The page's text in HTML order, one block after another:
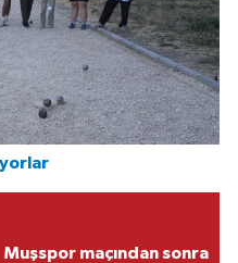
Muşspor maçından sonra